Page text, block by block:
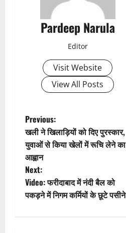
Pardeep Narula
Editor
Visit Website
View All Posts
P
o
s
t
Previous:
खली ने खिलाड़ियों को दिए पुरस्कार,
युवाओं से किया खेलों में रूचि लेने का
आह्वान
Next:
Video: फरीदाबाद में नंदी बैल को
पकड़ने में निगम कर्मियों के छूटे पसीने